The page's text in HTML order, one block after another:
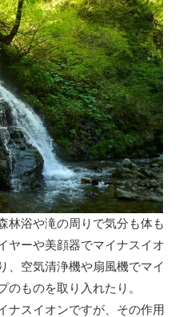
林浴や滝の周りで気分も体も
ヤーや美顔器でマイナスイオ
、空気清浄機や扇風機でマイ
のものを取り入れたり。
ナスイオンですが、その作用